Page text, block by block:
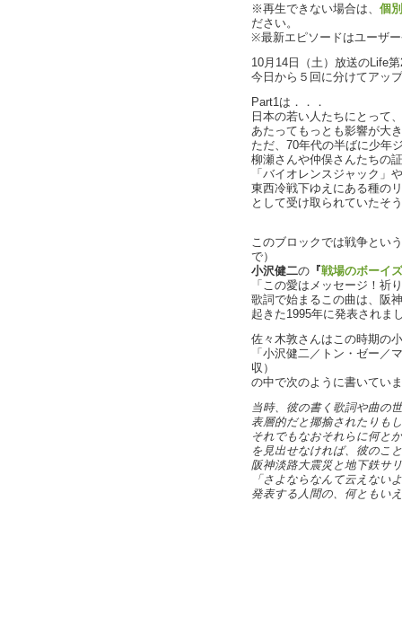
※再生できない場合は、 個
ださい。
※最新エピソードはユーザ
10月14日（土）放送のLife
今日から５回に分けてアッ
Part1は．．．
日本の若い人たちにとって
あたってもっとも影響が大
ただ、70年代の半ばに少年
柳瀬さんや仲俣さんたちの
「バイオレンスジャック」
東西冷戦下ゆえにある種の
として受け取られていたそ
このブロックでは戦争とい
で）
小沢健二の 『 戦場のボーイ
「この愛はメッセージ！祈
歌詞で始まるこの曲は、阪
起きた1995年に発表されま
佐々木敦さんはこの時期の
「小沢健二／トン・ゼー／
収）
の中で次のように書いてい
当時、彼の書く歌詞や曲の
表層的だと揶揄されたりも
それでもなおそれらに何と
を見出せなければ、彼のこ
阪神淡路大震災と地下鉄サ
「さよならなんて云えない
発表する人間の、何ともい